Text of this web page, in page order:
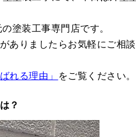
塗装工事専門店です。
ありましたらお気軽にご相談
れる理由」 をご覧ください。
？